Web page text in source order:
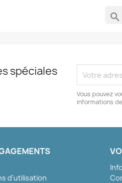
search
spéciales
Vous pouvez
informations
d'utilisation